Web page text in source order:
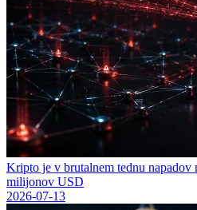
Kripto je v brutalnem tednu
milijonov USD
2026-07-13